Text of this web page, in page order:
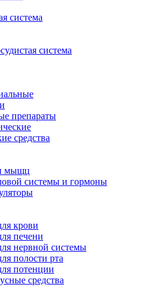
система
система
препараты
средства
мыщц
системы и гормоны
крови
печени
нервной системы
полости рта
потенции
средства